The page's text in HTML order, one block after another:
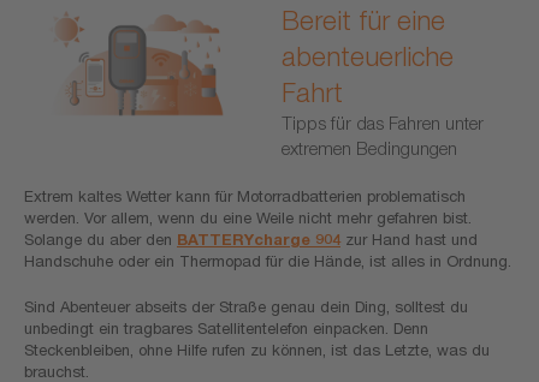
Bereit für eine
abenteuerliche
Fahrt
Tipps für das Fahren unter
extremen Bedingungen
Extrem kaltes Wetter kann für Motorradbatterien problematisch
werden. Vor allem, wenn du eine Weile nicht mehr gefahren bist.
Solange du aber den BATTERYcharge 904 zur Hand hast und
Handschuhe oder ein Thermopad für die Hände, ist alles in Ordnung.
Sind Abenteuer abseits der Straße genau dein Ding, solltest du
unbedingt ein tragbares Satellitentelefon einpacken. Denn
Steckenbleiben, ohne Hilfe rufen zu können, ist das Letzte, was du
brauchst.